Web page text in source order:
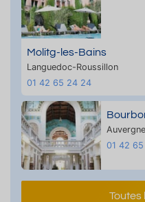
Molitg-les-Bains
Languedoc-Roussillon
01 42 65 24 24
Auvergne
01 42
Toutes